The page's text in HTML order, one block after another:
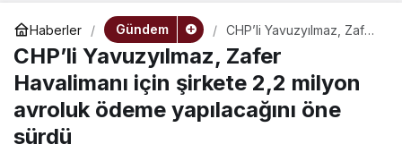
Haberler Gündem
CHP’li Yavuzyılmaz, Zafer
Havalimanı için şirkete 2,2
milyon avroluk ödeme
yapılacağını öne sürdü
CHP’li Yavuzyılmaz, Zafer
Havalimanı için şirkete 2,2 milyon
avroluk ödeme yapılacağını öne
sürdü